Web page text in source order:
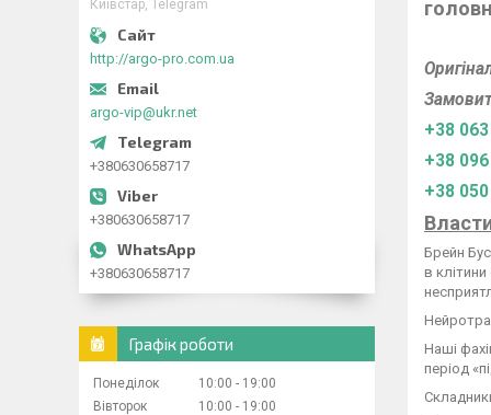
+38
+38
+38
Брейн
в
Наші
період
Київстар, Telegram
http://argo-pro.com.ua
argo-vip@ukr.net
+380630658717
+380630658717
+380630658717
Графік роботи
Понеділок 10:00
19:00
Вівторок
10:00
19:00